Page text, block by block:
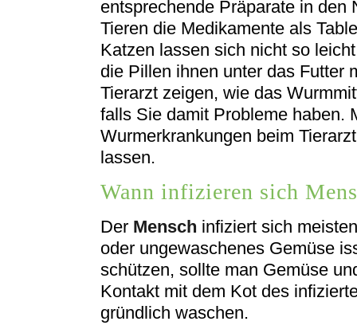
entsprechende Präparate in den
Tieren die Medikamente als
Katzen lassen sich nicht so
die Pillen ihnen unter das Futter
Tierarzt zeigen, wie das
falls Sie damit Probleme haben.
Wurmerkrankungen beim
lassen.
Wann infizieren sich
Der Mensch infiziert sich
oder ungewaschenes Gemüse
schützen, sollte man Gemüse
Kontakt mit dem Kot des
gründlich waschen.